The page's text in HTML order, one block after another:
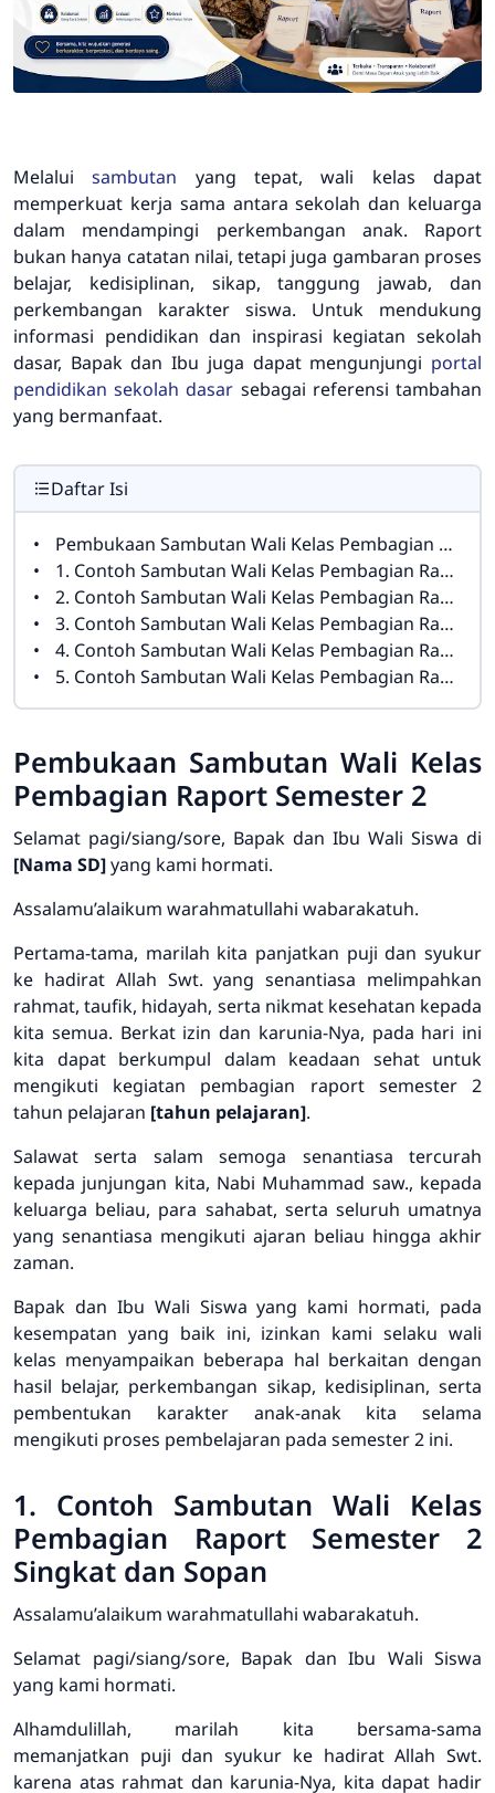
Melaluisambutan yang tepat, wali kelas dapat
memperkuat kerja sama antara sekolah dan keluarga
dalam mendampingi perkembangan anak. Raport
bukan hanya catatan nilai, tetapi juga gambaran proses
belajar, kedisiplinan, sikap, tanggung jawab, dan
perkembangan karakter siswa. Untuk mendukung
informasi pendidikan dan inspirasi kegiatan sekolah
dasar, Bapak dan Ibu juga dapat mengunjungi portal
pendidikan sekolah dasar sebagai referensi tambahan
yang bermanfaat.
Daftar Isi
Pembukaan Sambutan Wali Kelas Pembagian Raport Semester 2
1. Contoh Sambutan Wali Kelas Pembagian Raport Semester 2 Singkat dan Sopan
2. Contoh Sambutan Wali Kelas Pembagian Raport Semester 2 dan Kenaikan Kelas
3. Contoh Sambutan Wali Kelas Pembagian Raport Semester 2 yang Menyentuh Hati
4. Contoh Sambutan Wali Kelas Pembagian Raport Semester 2 untuk Orang Tua Siswa SD
5. Contoh Sambutan Wali Kelas Pembagian Raport Semester 2 Penuh Motivasi
Pembukaan Sambutan Wali Kelas
Pembagian Raport Semester 2
Selamat pagi/siang/sore, Bapak dan Ibu Wali Siswa di
[Nama SD]yang kami hormati.
Assalamu’alaikum warahmatullahi wabarakatuh.
Pertama-tama, marilah kita panjatkan puji dan syukur
ke hadirat Allah Swt. yang senantiasa melimpahkan
rahmat, taufik, hidayah, serta nikmat kesehatan kepada
kita semua. Berkat izin dan karunia-Nya, pada hari ini
kita dapat berkumpul dalam keadaan sehat untuk
mengikuti kegiatan pembagian raport semester 2
tahun pelajaran [tahun pelajaran].
Salawat serta salam semoga senantiasa tercurah
kepada junjungan kita, Nabi Muhammad saw., kepada
keluarga beliau, para sahabat, serta seluruh umatnya
yang senantiasa mengikuti ajaran beliau hingga akhir
zaman.
Bapak dan Ibu Wali Siswa yang kami hormati, pada
kesempatan yang baik ini, izinkan kami selaku wali
kelas menyampaikan beberapa hal berkaitan dengan
hasil belajar, perkembangan sikap, kedisiplinan, serta
pembentukan karakter anak-anak kita selama
mengikuti proses pembelajaran pada semester 2 ini.
1. Contoh Sambutan Wali Kelas
Pembagian Raport Semester 2
Singkat dan Sopan
Assalamu’alaikum warahmatullahi wabarakatuh.
Selamat pagi/siang/sore, Bapak dan Ibu Wali Siswa
yang kami hormati.
Alhamdulillah, marilah kita bersama-sama
memanjatkan puji dan syukur ke hadirat Allah Swt.
karena atas rahmat dan karunia-Nya, kita dapat hadir